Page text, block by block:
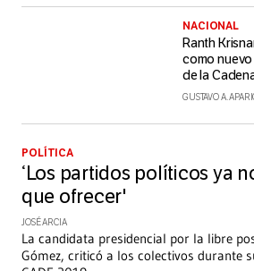
NACIONAL
Ranth
como
de la
GUSTAVO A.
POLÍTICA
‘Los partidos políticos ya
que ofrecer'
JOSÉ ARCIA
La candidata presidencial por la libre
Gómez, criticó a los colectivos durante